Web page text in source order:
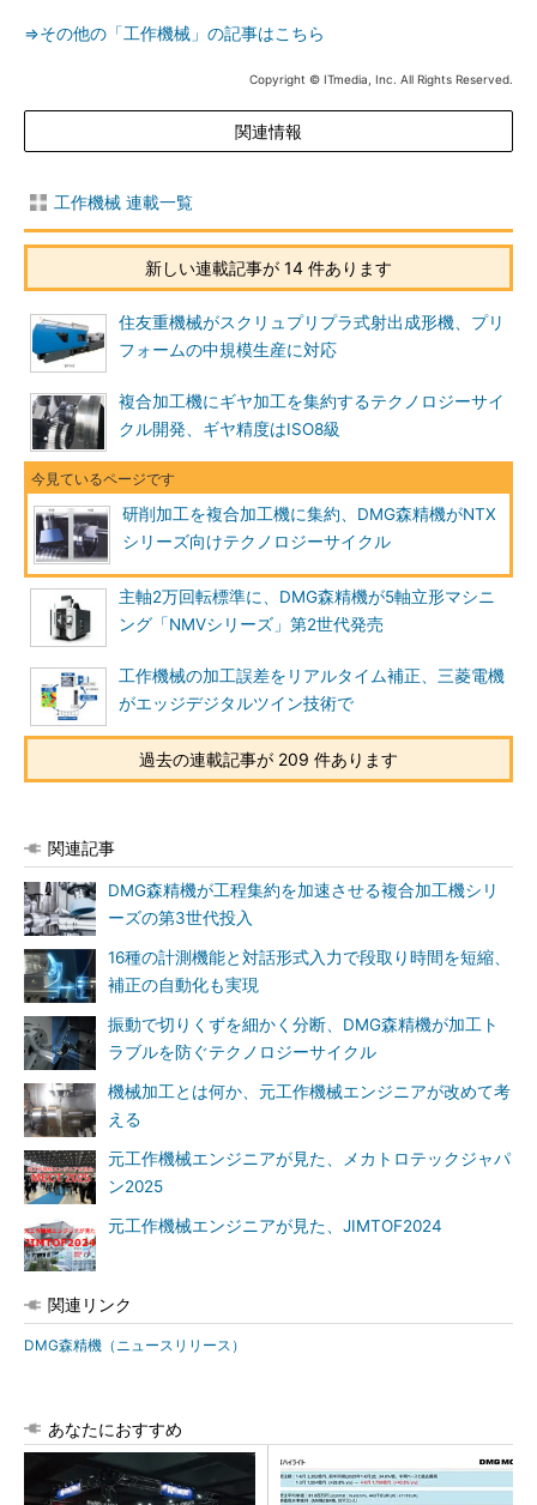
⇒その他の「工作機械」の記事はこちら
Copyright © ITmedia, Inc. All Rights Reserved.
関連情報
工作機械 連載一覧
新しい連載記事が 14 件あります
住友重機械がスクリュプリプラ式射出成形機、プリ
フォームの中規模生産に対応
複合加工機にギヤ加工を集約するテクノロジーサイ
クル開発、ギヤ精度はISO8級
研削加工を複合加工機に集約、DMG森精機がNTX
シリーズ向けテクノロジーサイクル
主軸2万回転標準に、DMG森精機が5軸立形マシニ
ング「NMVシリーズ」第2世代発売
工作機械の加工誤差をリアルタイム補正、三菱電機
がエッジデジタルツイン技術で
過去の連載記事が 209 件あります
関連記事
DMG森精機が工程集約を加速させる複合加工機シリ
ーズの第3世代投入
16種の計測機能と対話形式入力で段取り時間を短縮、
補正の自動化も実現
振動で切りくずを細かく分断、DMG森精機が加工ト
ラブルを防ぐテクノロジーサイクル
機械加工とは何か、元工作機械エンジニアが改めて考
える
元工作機械エンジニアが見た、メカトロテックジャパ
ン2025
元工作機械エンジニアが見た、JIMTOF2024
関連リンク
DMG森精機（ニュースリリース）
あなたにおすすめ